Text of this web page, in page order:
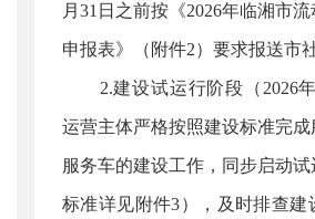
月31日之前按《2026年临湘市
申报表》（附件2）要求报送市社
2.建设试运行阶段（2026年
运营主体严格按照建设标准完
服务车的建设工作，同步启动
标准详见附件3），及时排查建